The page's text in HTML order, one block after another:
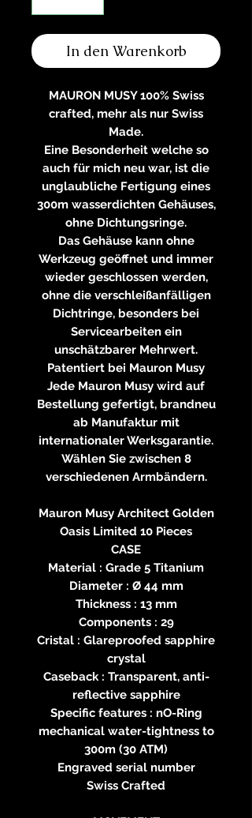
In den Warenkorb
MAURON MUSY 100% Swiss
crafted, mehr als nur Swiss
Made.
Eine Besonderheit welche so
auch für mich neu war, ist die
unglaubliche Fertigung eines
300m wasserdichten Gehäuses,
ohne Dichtungsringe.
Das Gehäuse kann ohne
Werkzeug geöffnet und immer
wieder geschlossen werden,
ohne die verschleißanfälligen
Dichtringe, besonders bei
Servicearbeiten ein
unschätzbarer Mehrwert.
Patentiert bei Mauron Musy
Jede Mauron Musy wird auf
Bestellung gefertigt, brandneu
ab Manufaktur mit
internationaler Werksgarantie.
Wählen Sie zwischen 8
verschiedenen Armbändern.
Mauron Musy Architect Golden
Oasis Limited 10 Pieces
CASE
Material : Grade 5 Titanium
Diameter : Ø 44 mm
Thickness : 13 mm
Components : 29
Cristal : Glareproofed sapphire
crystal
Caseback : Transparent, anti-
reflective sapphire
Specific features : nO-Ring
mechanical water-tightness to
300m (30 ATM)
Engraved serial number
Swiss Crafted